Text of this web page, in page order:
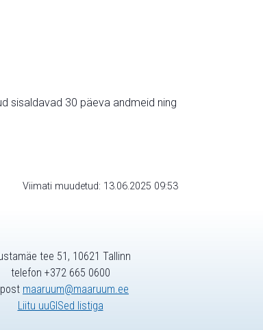
sisaldavad 30 päeva andmeid ning
Viimati muudetud: 13.06.2025 09:53
tee 51, 10621 Tallinn
telefon +372 665 0600
maaruum@maaruum.ee
Liitu uuGISed listiga